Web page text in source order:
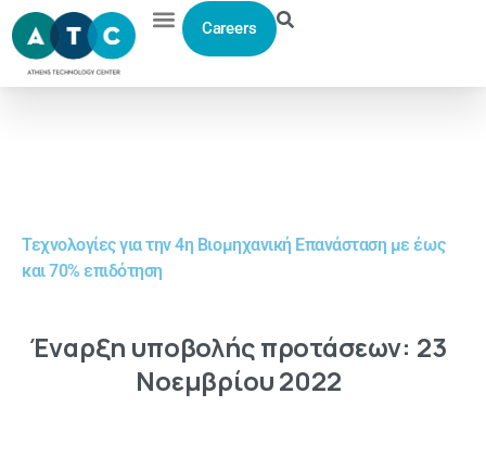
Careers
Τεχνολογίες για την 4η Βιομηχανική Επανάσταση με έως
και 70% επιδότηση
Έναρξη υποβολήςπροτάσεων: 23
Νοεμβρίου2022